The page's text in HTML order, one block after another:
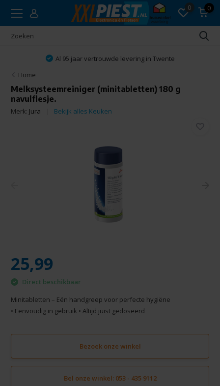
0 0
Al 95 jaar vertrouwde levering in Twente
Home
Melksysteemreiniger (minitabletten) 180 g
navulflesje.
Merk: Jura Bekijk alles Keuken
25,99
Direct beschikbaar
Minitabletten – Eén handgreep voor perfecte hygiëne
• Eenvoudig in gebruik • Altijd juist gedoseerd
Bezoek onze winkel
Bel onze winkel: 053 - 435 9112